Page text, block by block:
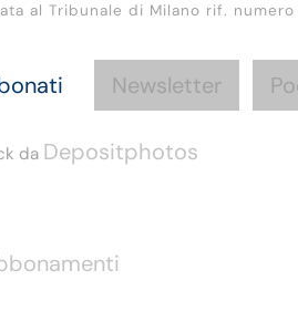
al Tribunale di Milano rif. numero
Newsletter
da Depositphotos